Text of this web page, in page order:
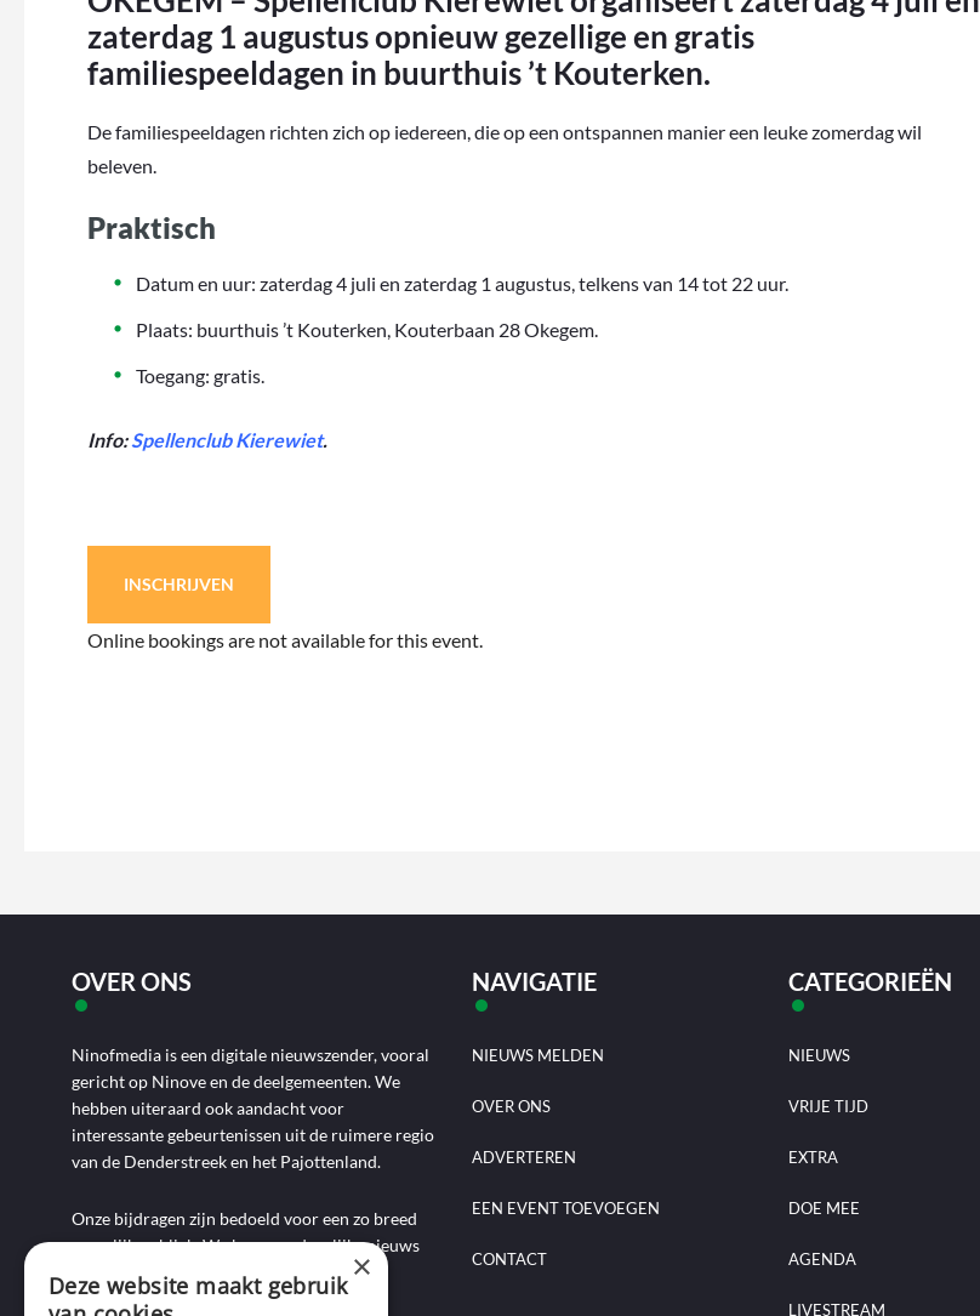
zaterdag 1 augustus opnieuw gezellige en gratis
familiespeeldagen in buurthuis ’t Kouterken.
De familiespeeldagen richten zich op iedereen, die op een ontspannen manier een leuke zomerdag wil
beleven.
Praktisch
Datum en uur: zaterdag 4 juli en zaterdag 1 augustus, telkens van 14 tot 22 uur.
Plaats: buurthuis ’t Kouterken, Kouterbaan 28 Okegem.
Toegang: gratis.
Info:Spellenclub Kierewiet.
INSCHRIJVEN
Online bookings are not available for this event.
OVER ONS
Ninofmedia is een digitale nieuwszender, vooral
gericht op Ninove en de deelgemeenten. We
hebben uiteraard ook aandacht voor
interessante gebeurtenissen uit de ruimere regio
van de Denderstreek en het Pajottenland.
Onze bijdragen zijn bedoeld voor een zo breed
mogelijk publiek. We brengen dagelijks nieuws
aan de hand van artikels, foto-, audio- en
videoverslagen, interviews, reportages en
NAVIGATIE
NIEUWS MELDEN
OVER ONS
ADVERTEREN
EEN EVENT TOEVOEGEN
CONTACT
CATEGORIEËN
NIEUWS
VRIJE TIJD
EXTRA
DOE MEE
AGENDA
LIVESTREAM
×
Deze website maakt gebruik